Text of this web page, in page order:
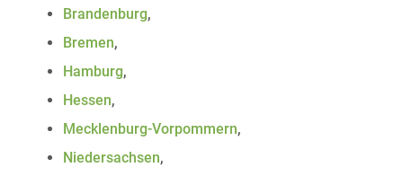
Brandenburg,
Bremen,
Hamburg,
Hessen,
Mecklenburg-Vorpommern,
Niedersachsen,